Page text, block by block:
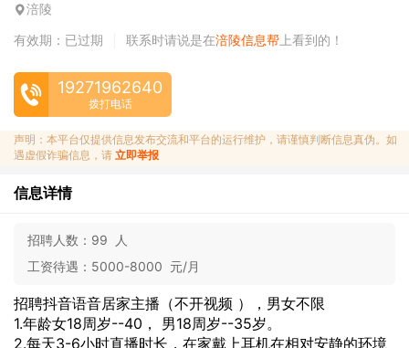
涪陵
有效期：已过期
联系时请说是在涪陵信息帮 上看到的！
19271962640
拨打电话
声明：本平台仅提供信息发布交流和平台的运行维护，请谨慎判断信息真伪。如
遇虚假诈骗信息，请 立即举报
信息详情
招聘人数： 99 人
工资待遇： 5000-8000 元/月
招聘抖音语音居家主播（不开视频 ），男女不限
1.年龄女18周岁--40， 男18周岁--35岁。
2.每天3-6小时直播时长，在家戴上耳机在相对安静的环境